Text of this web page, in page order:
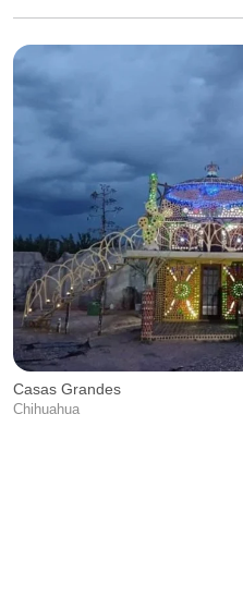
Casas Grandes
Chihuahua